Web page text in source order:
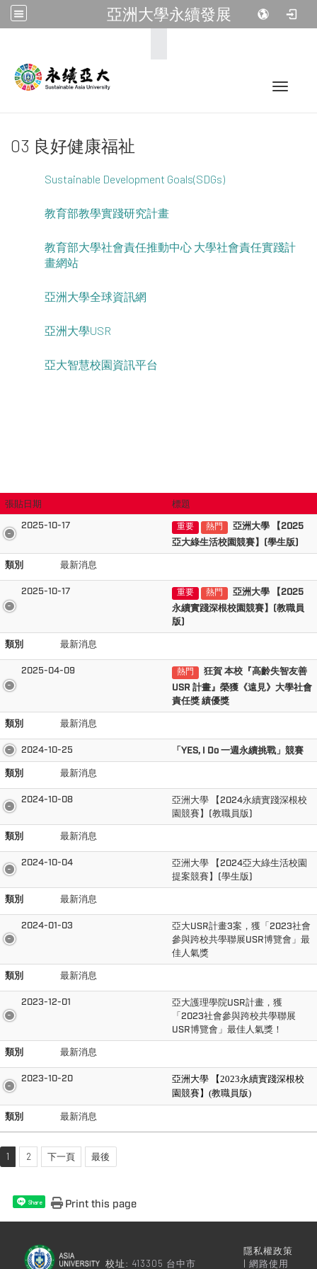
亞洲大學永續發展
Toggle
03 良好健康福祉
Sustainable Development Goals(SDGs)
教育部教學實踐研究計畫
教育部大學社會責任推動中心 大學社會責任實踐計
畫網站
亞洲大學全球資訊網
亞洲大學USR
亞大智慧校園資訊平台
張貼日期
標題
2025-10-17
重要 熱門
亞洲大學 【2025
亞大綠生活校園競賽】(學生版)
類別
最新消息
2025-10-17 重要 熱門
亞洲大學 【2025
永續實踐深根校園競賽】(教職員
版)
類別
最新消息
2025-04-09 熱門
狂賀 本校『高齡失智友善
USR 計畫』 榮獲《遠見》大學社會
責任獎 績優獎
類別
最新消息
2024-10-25
「YES, I Do 一週永續挑戰」競賽
類別
最新消息
2024-10-08
亞洲大學 【2024永續實踐深根校
園競賽】(教職員版)
類別
最新消息
2024-10-04
亞洲大學 【2024亞大綠生活校園
提案競賽】(學生版)
類別
最新消息
2024-01-03
亞大USR計畫3案，獲「2023社會
參與跨校共學聯展USR博覽會」最
佳人氣獎
類別
最新消息
2023-12-01
亞大護理學院USR計畫，獲
「2023社會參與跨校共學聯展
USR博覽會」最佳人氣獎！
類別
最新消息
2023-10-20
亞洲大學 【2023永續實踐深根校
園競賽】(教職員版)
類別 最新消息
1 2 下一頁 最後
Share Print this page
校址: 413305 台中市
隱私權政策
| 網路使用